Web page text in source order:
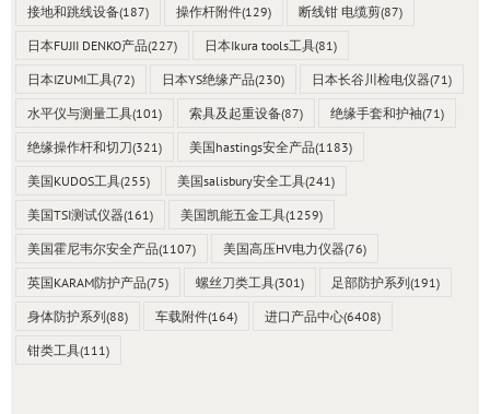
接地和跳线设备(187) 操作杆附件(129) 断线钳 电缆剪(87)
日本FUJII DENKO产品(227) 日本Ikura tools工具(81)
日本IZUMI工具(72) 日本YS绝缘产品(230) 日本长谷川检电仪器(71)
水平仪与测量工具(101) 索具及起重设备(87) 绝缘手套和护袖(71)
绝缘操作杆和切刀(321) 美国hastings安全产品(1183)
美国KUDOS工具(255) 美国salisbury安全工具(241)
美国TSI测试仪器(161) 美国凯能五金工具(1259)
美国霍尼韦尔安全产品(1107) 美国高压HV电力仪器(76)
英国KARAM防护产品(75) 螺丝刀类工具(301) 足部防护系列(191)
身体防护系列(88) 车载附件(164) 进口产品中心(6408)
钳类工具(111)